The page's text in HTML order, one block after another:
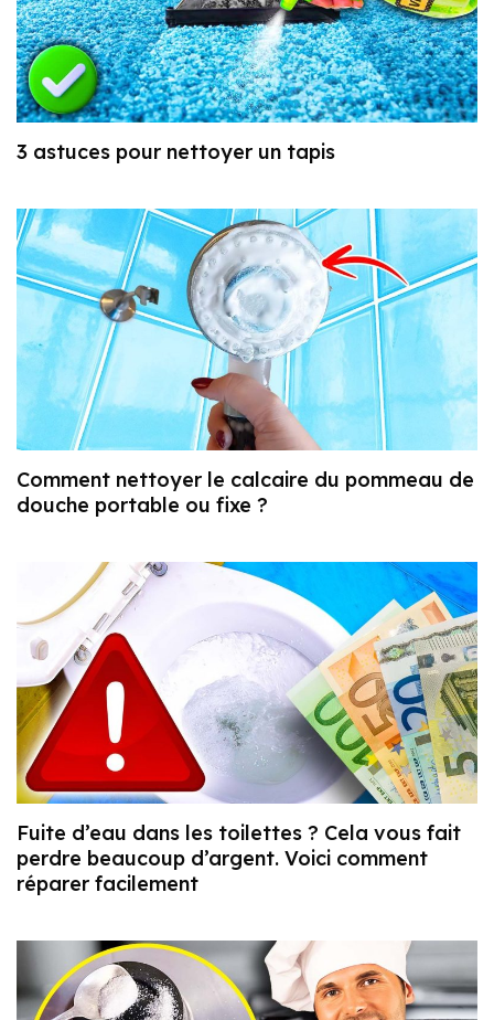
3 astuces pour nettoyer un tapis
Comment nettoyer le calcaire du pommeau de
douche portable ou fixe ?
Fuite d’eau dans les toilettes ? Cela vous fait
perdre beaucoup d’argent. Voici comment
réparer facilement